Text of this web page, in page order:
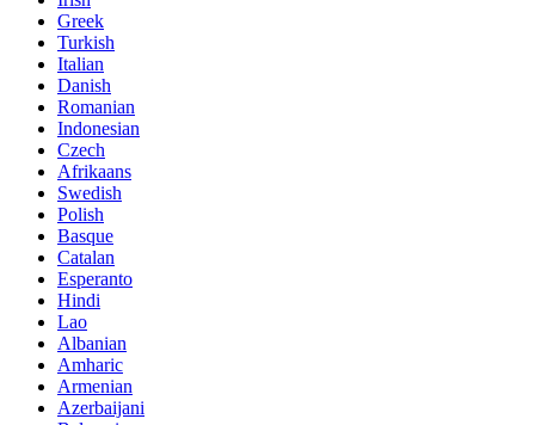
Greek
Turkish
Italian
Danish
Romanian
Indonesian
Czech
Afrikaans
Swedish
Polish
Basque
Catalan
Esperanto
Hindi
Lao
Albanian
Amharic
Armenian
Azerbaijani